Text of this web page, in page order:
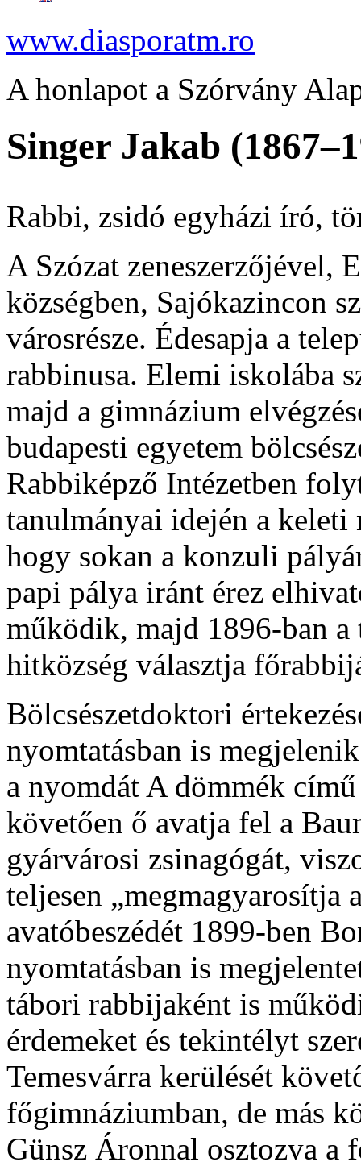
www.diasporatm.ro
A honlapot a Szórvány
Singer Jakab
Rabbi, zsidó egyházi író,
A Szózat zeneszerzőjével,
községben, Sajókazincon
városrésze. Édesapja a
rabbinusa. Elemi iskolába
majd a gimnázium
budapesti egyetem
Rabbiképző Intézetben
tanulmányai idején a
hogy sokan a konzuli
papi pálya iránt érez
működik, majd 1896-ban
hitközség választja
Bölcsészetdoktori
nyomtatásban is
a nyomdát A dömmék
követően ő avatja fel a
gyárvárosi zsinagógát,
teljesen „megmagyarosítja
avatóbeszédét 1899-ben
nyomtatásban is
tábori rabbijaként is
érdemeket és tekintélyt
Temesvárra kerülését
főgimnáziumban, de más
Günsz Áronnal osztozva a